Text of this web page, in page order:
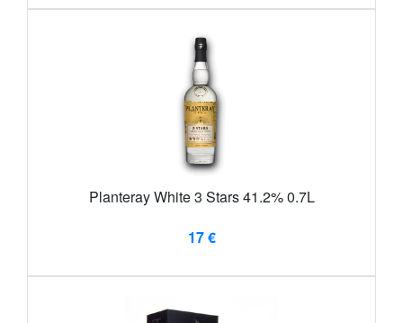
Planteray White 3 Stars 41.2% 0.7L
17 €